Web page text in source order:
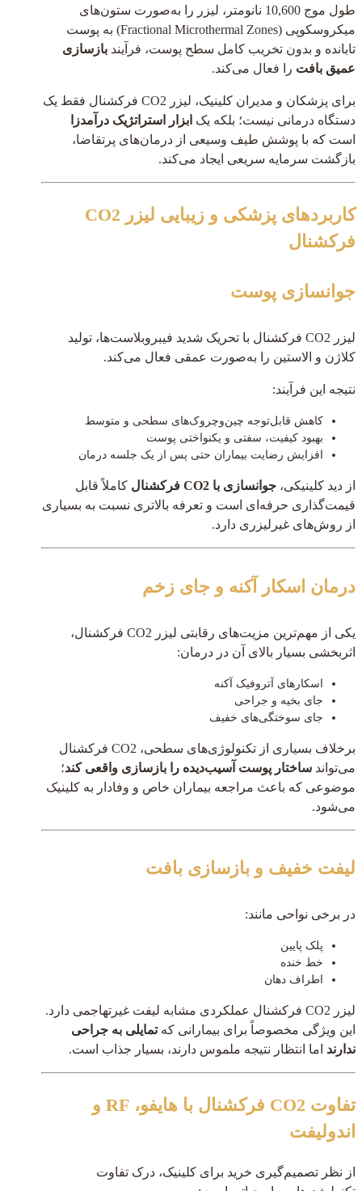
طول موج 10,600 نانومتر، لیزر را به‌صورت ستون‌های
میکروسکوپی (Fractional Microthermal Zones) به پوست
تابانده و بدون تخریب کامل سطح پوست، فرآیند بازسازی
عمیق بافت را فعال می‌کند.
برای پزشکان و مدیران کلینیک، لیزر CO2 فرکشنال فقط یک
دستگاه درمانی نیست؛ بلکه یک ابزار استراتژیک درآمدزا
است که با پوشش طیف وسیعی از درمان‌های پرتقاضا،
بازگشت سرمایه سریعی ایجاد می‌کند.
کاربردهای پزشکی و زیبایی لیزر CO2
فرکشنال
جوانسازی پوست
لیزر CO2 فرکشنال با تحریک شدید فیبروبلاست‌ها، تولید
کلاژن و الاستین را به‌صورت عمقی فعال می‌کند.
نتیجه این فرآیند:
کاهش قابل‌توجه چین‌وچروک‌های سطحی و متوسط
بهبود کیفیت، سفتی و یکنواختی پوست
افزایش رضایت بیماران حتی پس از یک جلسه درمان
از دید کلینیکی، جوانسازی با CO2 فرکشنال
کاملاً قابل
قیمت‌گذاری حرفه‌ای است و تعرفه بالاتری نسبت به بسیاری
از روش‌های غیرلیزری دارد.
درمان اسکار آکنه و جای زخم
یکی از مهم‌ترین مزیت‌های رقابتی لیزر CO2 فرکشنال،
اثربخشی بسیار بالای آن در درمان:
اسکارهای آتروفیک آکنه
جای بخیه و جراحی
جای سوختگی‌های خفیف
برخلاف بسیاری از تکنولوژی‌های سطحی، CO2 فرکشنال
می‌تواند ساختار پوست آسیب‌دیده را بازسازی واقعی کند؛
موضوعی که باعث مراجعه بیماران خاص و وفادار به کلینیک
می‌شود.
لیفت خفیف و بازسازی بافت
در برخی نواحی مانند:
پلک پایین
خط خنده
اطراف دهان
لیزر CO2 فرکشنال عملکردی مشابه لیفت غیرتهاجمی دارد.
این ویژگی مخصوصاً برای بیمارانی کهتمایلی به جراحی
ندارند اما انتظار نتیجه ملموس دارند، بسیار جذاب است.
تفاوت CO2 فرکشنال با هایفو، RF و
اندولیفت
از نظر تصمیم‌گیری خرید برای کلینیک، درک تفاوت